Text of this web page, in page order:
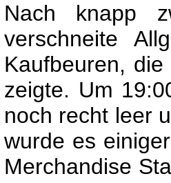
Nach knapp
verschneite
Kaufbeuren,
zeigte. Um
noch recht leer
wurde es
Merchandise